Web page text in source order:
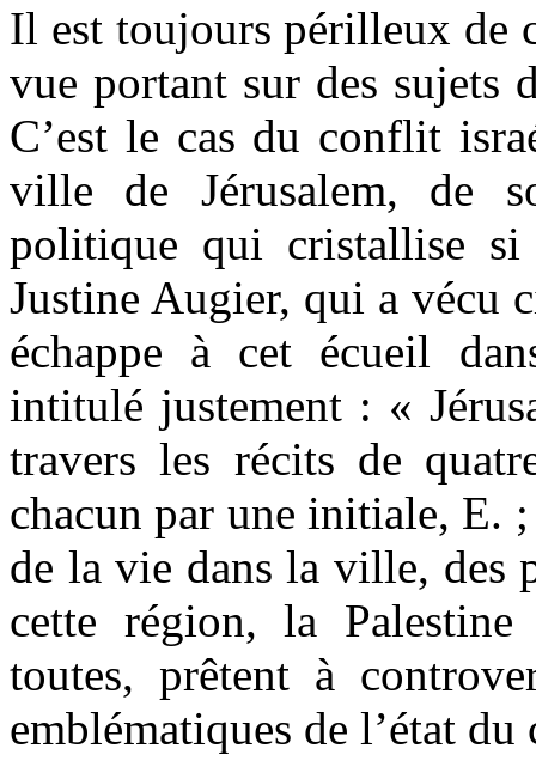
Il est toujours périlleux de
vue portant sur des sujets
C’est le cas du conflit
ville de Jérusalem, de
politique qui cristallise si
Justine Augier, qui a vécu
échappe à cet écueil
intitulé justement : «
travers les récits de
chacun par une initiale, E.
de la vie dans la ville, des
cette région, la
toutes, prêtent à
emblématiques de l’état